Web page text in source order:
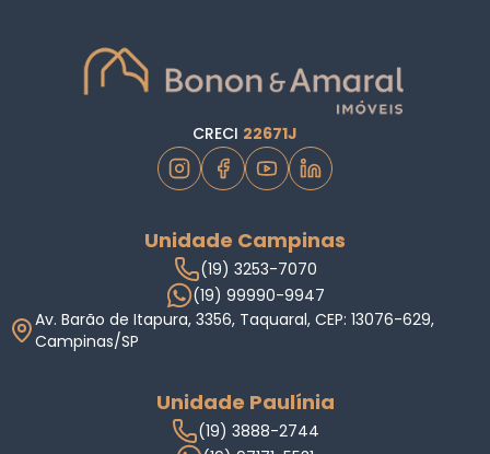
CRECI 22671J
Unidade Campinas
(19) 3253-7070
(19) 99990-9947
Av. Barão de Itapura, 3356, Taquaral, CEP: 13076-629,
Campinas/SP
Unidade Paulínia
(19) 3888-2744